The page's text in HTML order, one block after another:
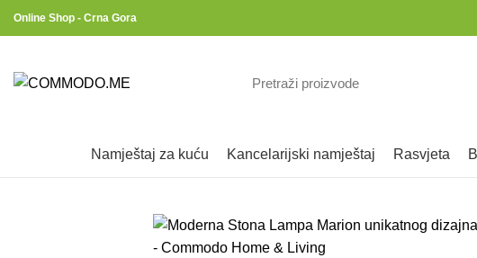
Online Shop - Crna Gora
namještaj za kuću kancelarijski namještaj rasvjeta